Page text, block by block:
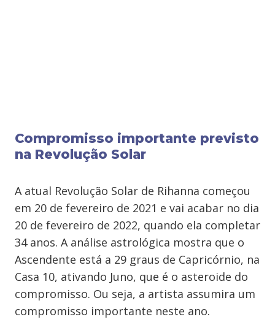
Compromisso importante previsto
na Revolução Solar
A atual Revolução Solar de Rihanna começou
em 20 de fevereiro de 2021 e vai acabar no dia
20 de fevereiro de 2022, quando ela completar
34 anos. A análise astrológica mostra que o
Ascendente está a 29 graus de Capricórnio, na
Casa 10, ativando Juno, que é o asteroide do
compromisso. Ou seja, a artista assumira um
compromisso importante neste ano.